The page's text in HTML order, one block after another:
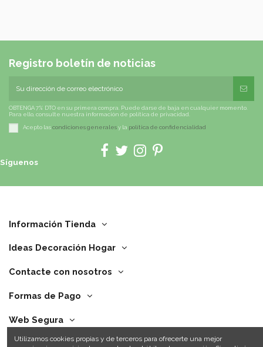
Registro boletín de noticias
OBTENGA 7% DTO en su primera compra. Puede darse de baja en cualquier momento.
Para ello, consulte nuestra información de política de privacidad.
Acepto lascondiciones generalesy la política de confidencialidad
Síguenos
Información Tienda
Ideas Decoración Hogar
Contacte con nosotros
Formas de Pago
Web Segura
Utilizamos cookies propias y de terceros para ofrecerte una mejor